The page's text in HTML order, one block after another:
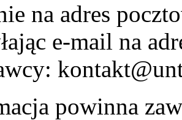
na adres
e-mail na
powinna